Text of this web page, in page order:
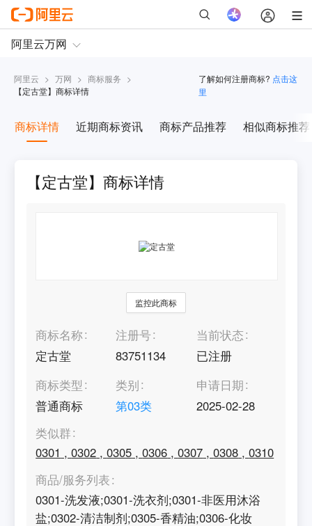
阿里云 > 万网 > 商标服务 >
【定古堂】商标详情
了解如何注册商标? 点击这
里
商标详情 近期商标资讯 商标产品推荐 相似商标推荐
【定古堂】商标详情
监控此商标
商标名称
定古堂
注册号
83751134
当前状态
已注册
商标类型
普通商标
类别
第03类
申请日期
2025-02-28
类似群
0301 ,0302 ,0305 ,0306 ,0307 ,0308 ,0310
商品/服务列表
0301-洗发液;0301-洗衣剂;0301-非医用沐浴
盐;0302-清洁制剂;0305-香精油;0306-化妆